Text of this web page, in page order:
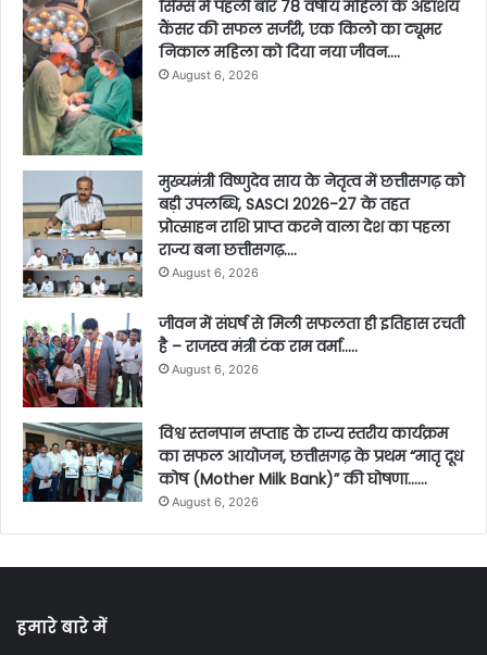
सिम्स में पहली बार 78 वर्षीय महिला के अंडाशय
कैंसर की सफल सर्जरी, एक किलो का ट्यूमर
निकाल महिला को दिया नया जीवन….
August 6, 2026
मुख्यमंत्री विष्णुदेव साय के नेतृत्व में छत्तीसगढ़ को
बड़ी उपलब्धि, SASCI 2026-27 के तहत
प्रोत्साहन राशि प्राप्त करने वाला देश का पहला
राज्य बना छत्तीसगढ़….
August 6, 2026
जीवन में संघर्ष से मिली सफलता ही इतिहास रचती
है – राजस्व मंत्री टंक राम वर्मा…..
August 6, 2026
विश्व स्तनपान सप्ताह के राज्य स्तरीय कार्यक्रम
का सफल आयोजन, छत्तीसगढ़ के प्रथम “मातृ दूध
कोष (Mother Milk Bank)” की घोषणा……
August 6, 2026
हमारे बारे में